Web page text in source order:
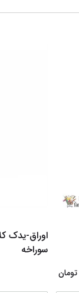
تومان
سوراخه